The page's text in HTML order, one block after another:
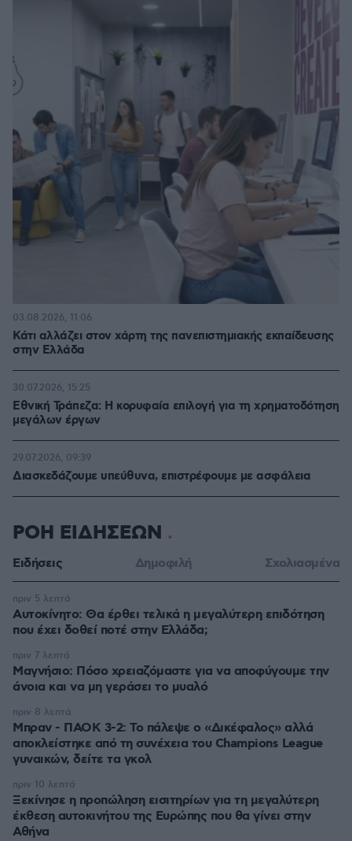
Κάτι αλλάζει στον χάρτη της πανεπιστημιακής εκπαίδευσης
στην Ελλάδα
03.08.2026, 11:06
Εθνική Τράπεζα: Η κορυφαία επιλογή για τη χρηματοδότηση
μεγάλων έργων
30.07.2026, 15:25
Διασκεδάζουμε υπεύθυνα, επιστρέφουμε με ασφάλεια
29.07.2026, 09:39
ΡΟΗ ΕΙΔΗΣΕΩΝ
Ειδήσεις Δημοφιλή Σχολιασμένα
Αυτοκίνητο: Θα έρθει τελικά η μεγαλύτερη επιδότηση
που έχει δοθεί ποτέ στην Ελλάδα;
πριν 5 λεπτά
Μαγνήσιο: Πόσο χρειαζόμαστε για να αποφύγουμε την
άνοια και να μη γεράσει το μυαλό
πριν 7 λεπτά
Μπραν - ΠΑΟΚ 3-2: Το πάλεψε ο «Δικέφαλος» αλλά
αποκλείστηκε από τη συνέχεια του Champions League
γυναικών, δείτε τα γκολ
πριν 8 λεπτά
Ξεκίνησε η προπώληση εισιτηρίων για τη μεγαλύτερη
έκθεση αυτοκινήτου της Ευρώπης που θα γίνει στην
Αθήνα
πριν 10 λεπτά